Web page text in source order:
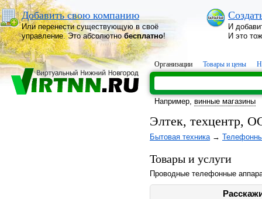
Добавить свою компанию
Или перенести существующую в своё
управление. Это абсолютнобесплатно!
И
И это
Организации Товары и цены
Например, винные магазины
Элтек, техцентр,
Бытовая техника→
Товары и услуги
Проводные телефонные